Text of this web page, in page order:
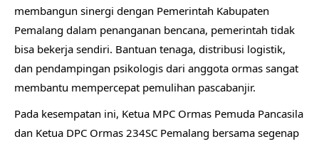
membangun sinergi dengan Pemerintah Kabupaten
Pemalang dalam penanganan bencana, pemerintah tidak
bisa bekerja sendiri. Bantuan tenaga, distribusi logistik,
dan pendampingan psikologis dari anggota ormas sangat
membantu mempercepat pemulihan pascabanjir.
Pada kesempatan ini, Ketua MPC Ormas Pemuda Pancasila
dan Ketua DPC Ormas 234SC Pemalang bersama segenap